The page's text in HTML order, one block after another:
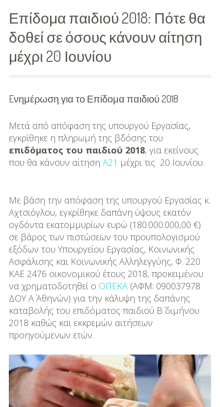
Διασκέδαση
Εκπαίδευση
Βάπτιση
Βάπτισης
Διάσημες
Βαπτίσεις
Σπίτι
Deco
DIY
Διατροφή-Συνταγές
Συνταγές
Συμβουλές
Διατροφής
Υγεία – Ψυχολογία
Επίδομα παιδιού 2018: Πότε θα
δοθεί σε όσους κάνουν αίτηση
μέχρι 20 Ιουνίου
Eνημέρωση για το Επίδομα παιδιού 2018
Μετά από απόφαση της υπουργού Εργασίας,
εγκρίθηκε η πληρωμή της β΄δόσης του
επιδόματος του παιδιού 2018, για εκείνους
που θα κάνουν αίτηση Α21 μέχρι τις 20 Ιουνίου.
Με βάση την απόφαση της υπουργού Εργασίας κ.
Αχτσιόγλου, εγκρίθηκε δαπάνη ύψους εκατόν
ογδόντα εκατομμυρίων ευρώ (180.000.000,00 €)
σε βάρος των πιστώσεων του προϋπολογισμού
εξόδων του Υπουργείου Εργασίας, Κοινωνικής
Ασφάλισης και Κοινωνικής Αλληλεγγύης, Φ. 220
ΚΑΕ 2476 οικονομικού έτους 2018, προκειμένου
να χρηματοδοτηθεί ο ΟΠΕΚΑ(ΑΦΜ: 090037978
ΔΟΥ Α΄ Αθηνών) για την κάλυψη της δαπάνης
καταβολής του επιδόματος παιδιού B΄ διμήνου
2018 καθώς και εκκρεμών αιτήσεων
προηγούμενων ετών.